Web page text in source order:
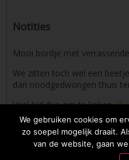
Notities
Mooi bordje met
We zitten toch wel een
dan noodgedwongen thuis
Veel tijd dus om te koken
.
2026 © Osmosoftware | mail:
We gebruiken cookies om
zo soepel mogelijk draait.
van de website, gaan